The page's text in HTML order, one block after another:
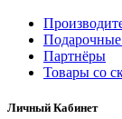
Партнёры
Товары со
Личный Кабинет